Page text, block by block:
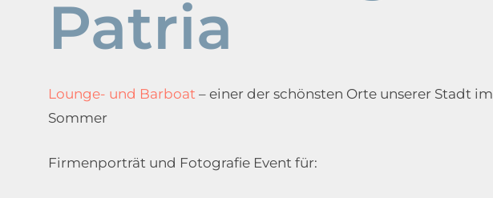
Patria
Lounge- und Barboat – einer der schönsten Orte unserer Stadt im
Sommer
Firmenporträt und Fotografie Event für: